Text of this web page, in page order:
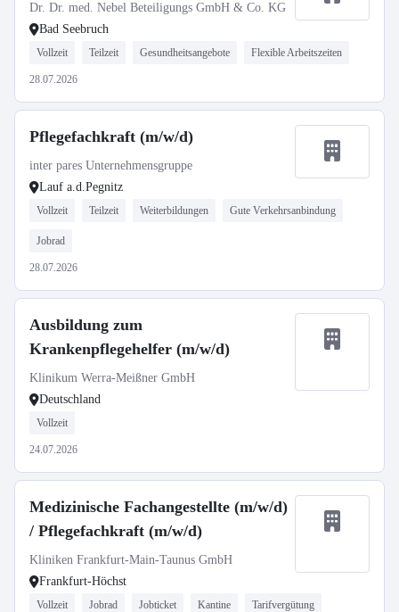
Dr. Dr. med. Nebel Beteiligungs GmbH & Co. KG
Bad Seebruch
Vollzeit Teilzeit Gesundheitsangebote Flexible Arbeitszeiten
28.07.2026
Pflegefachkraft (m/w/d)
inter pares Unternehmensgruppe
Lauf a.d.Pegnitz
Vollzeit Teilzeit Weiterbildungen Gute Verkehrsanbindung
Jobrad
28.07.2026
Ausbildung zum
Krankenpflegehelfer (m/w/d)
Klinikum Werra-Meißner GmbH
Deutschland
Vollzeit
24.07.2026
Medizinische Fachangestellte (m/w/d)
/ Pflegefachkraft (m/w/d)
Kliniken Frankfurt-Main-Taunus GmbH
Frankfurt-Höchst
Vollzeit Jobrad Jobticket Kantine Tarifvergütung